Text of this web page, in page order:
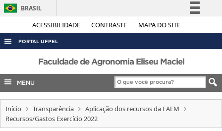
ACESSIBILIDADE CONTRASTE MAPA DO SITE
BRASIL
Simplifique!
Legislação
Canais
PORTAL UFPEL
ACESSO À INFORMAÇÃO
AUDITORIA
COBALTO
CONCURSOS
Faculdade de Agronomia Eliseu Maciel
MENU
Início Transparência
Aplicação dos recursos da FAEM
Recursos/Gastos Exercício 2022